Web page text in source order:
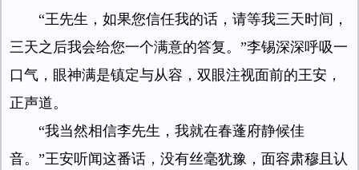
“王先生，如果您信任我的话，请等我三天时间，
三天之后我会给您一个满意的答复。”李锡深深呼吸一
口气，眼神满是镇定与从容，双眼注视面前的王安，
正声道。
“我当然相信李先生，我就在春蓬府静候佳
音。”王安听闻这番话，没有丝毫犹豫，面容肃穆且认